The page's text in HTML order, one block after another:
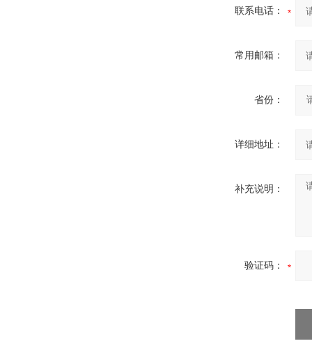
联系电话：
常用邮箱：
省份：
详细地址：
补充说明：
验证码：